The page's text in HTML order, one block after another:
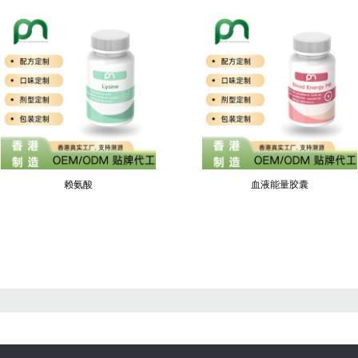
赖氨酸 血液能量胶囊